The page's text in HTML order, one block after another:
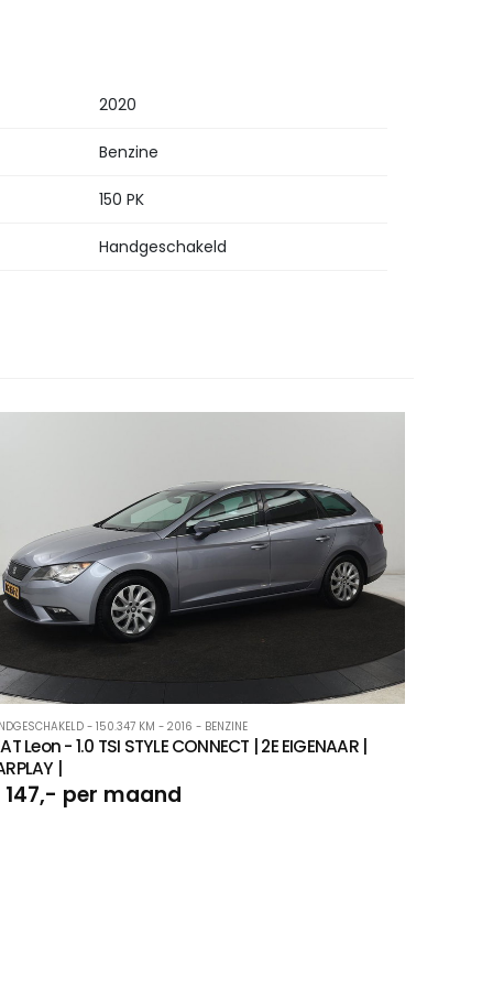
2020
Benzine
150 PK
Handgeschakeld
- 150.347 KM - 2016 - BENZINE
Leon - 1.0 TSI STYLE CONNECT | 2E EIGENAAR |
|
per maand